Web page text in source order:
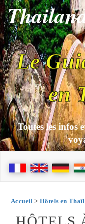
Le
en
Toutes les infos
Accueil > Hôtels en